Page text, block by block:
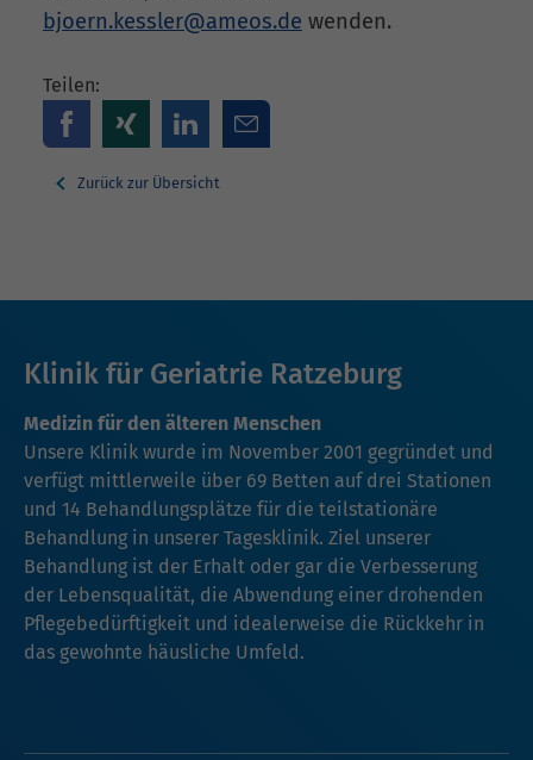
bjoern.kessler@ameos.de wenden.
Teilen:
Zurück zur Übersicht
Klinik für Geriatrie Ratzeburg
Medizin für den älteren Menschen
Unsere Klinik wurde im November 2001 gegründet und
verfügt mittlerweile über 69 Betten auf drei Stationen
und 14 Behandlungsplätze für die teilstationäre
Behandlung in unserer Tagesklinik. Ziel unserer
Behandlung ist der Erhalt oder gar die Verbesserung
der Lebensqualität, die Abwendung einer drohenden
Pflegebedürftigkeit und idealerweise die Rückkehr in
das gewohnte häusliche Umfeld.